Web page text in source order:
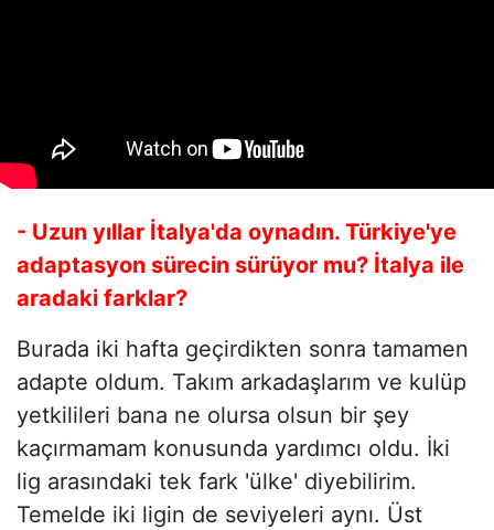
- Uzun yıllar İtalya'da oynadın. Türkiye'ye
adaptasyon sürecin sürüyor mu? İtalya ile
aradaki farklar?
Burada iki hafta geçirdikten sonra tamamen
adapte oldum. Takım arkadaşlarım ve kulüp
yetkilileri bana ne olursa olsun bir şey
kaçırmamam konusunda yardımcı oldu. İki
lig arasındaki tek fark 'ülke' diyebilirim.
Temelde iki ligin de seviyeleri aynı. Üst